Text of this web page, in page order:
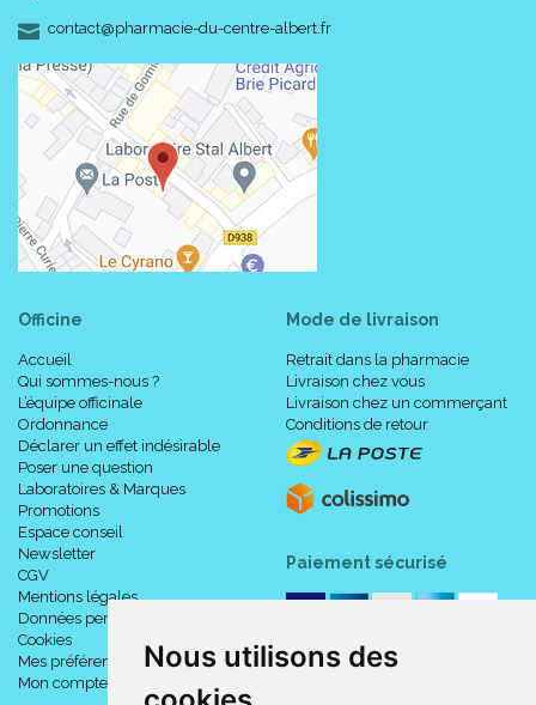
Nous utilisons des
contact-
@-
pharmacie-du-centre-albert.fr
Officine
Accueil
Qui sommes-nous ?
L’équipe officinale
Ordonnance
Déclarer un effet indésirable
Poser une question
Laboratoires & Marques
Promotions
Espace conseil
Newsletter
CGV
Mentions légales
Données personnelles
Cookies
Mes préférences Cookies
Mon compte
Mode de livraison
Retrait dans la pharmacie
Livraison chez vous
Livraison chez un commerçant
Conditions de retour
Paiement sécurisé